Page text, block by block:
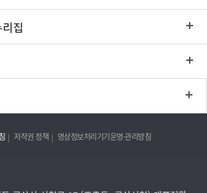
집
저작권 정책 영상정보처리기기운영·관리방침